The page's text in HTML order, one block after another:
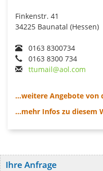
Finkenstr. 41
34225 Baunatal (Hessen)
0163 8300734
0163 8300 734
ttumail@aol.com
...weitere Angebote von
...mehr Infos zu diesem
Ihre Anfrage